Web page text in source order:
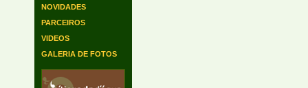
NOVIDADES
PARCEIROS
VIDEOS
GALERIA DE FOTOS